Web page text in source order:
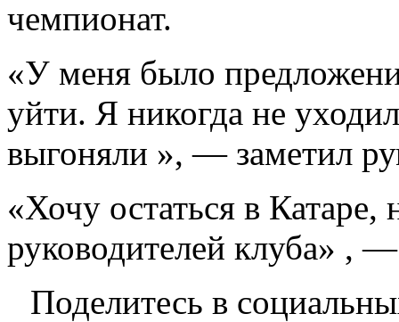
чемпионат.
«У меня было
уйти. Я никогда не
выгоняли », — заметил
«Хочу остаться в Катаре,
руководителей клуба» , —
Поделитесь в